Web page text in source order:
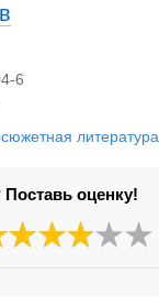
6
литература
оценку!